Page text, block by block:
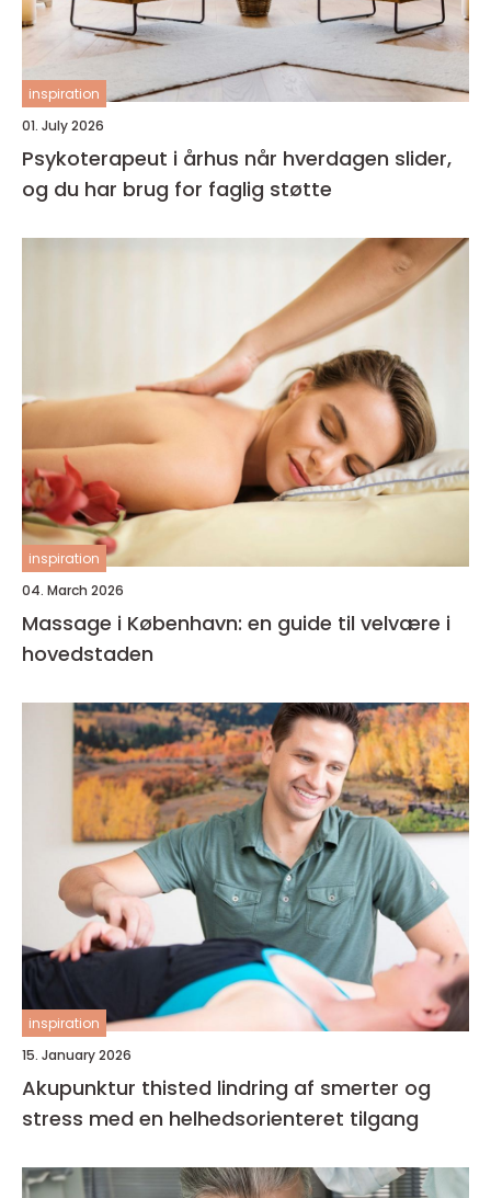
inspiration
01. July 2026
Psykoterapeut i århus når hverdagen slider,
og du har brug for faglig støtte
inspiration
04. March 2026
Massage i København: en guide til velvære i
hovedstaden
inspiration
15. January 2026
Akupunktur thisted lindring af smerter og
stress med en helhedsorienteret tilgang